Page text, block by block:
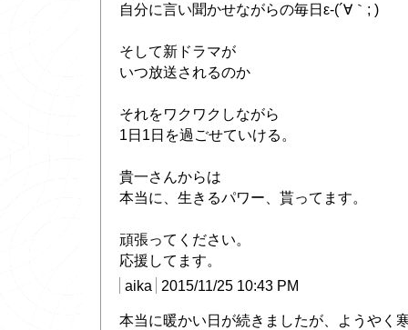
自分に言い聞かせながらの毎日ε-(´∀｀; )
そして新ドラマが
いつ放送されるのか
それをワクワクしながら
1日1日を過ごせていける。
貴一さんからは
本当に、生きるパワー、貰ってます。
頑張ってください。
応援してます。
aika
2015/11/25 10:43 PM
本当に暖かい日が続きましたが、ようやく